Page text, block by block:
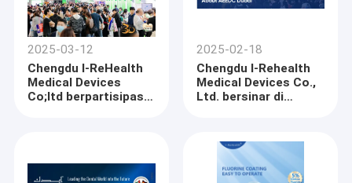
2025-03-12
Chengdu I-ReHealth
Medical Devices
Co;ltd berpartisipasi
2025-02-18
Chengdu I-Rehealth
Medical Devices Co.,
Ltd. bersinar di